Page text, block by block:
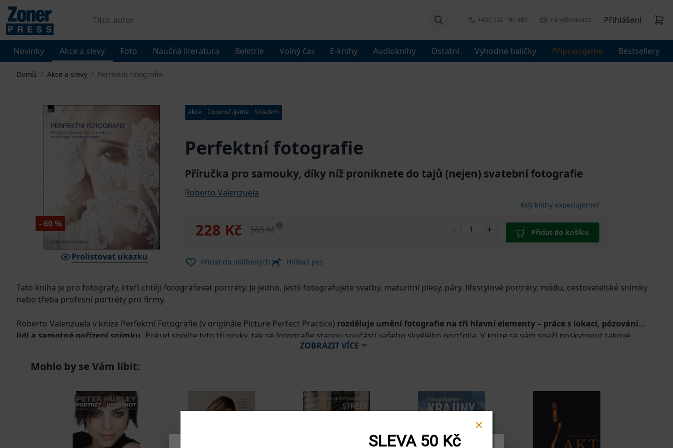
+420 532 190 883 knihy@zoner.cz Přihlášení
Novinky Akce a slevy Foto Naučná literatura Beletrie Volný čas E-knihy Audioknihy Ostatní Výhodné balíčky Připravujeme Bestsellery
Domů / Akce a slevy / Perfektní fotografie
- 60 %
Prolistovat ukázku
Akce Doporučujeme Skladem
Perfektní fotografie
Příručka pro samouky, díky níž proniknete do tajů (nejen) svatební fotografie
Roberto Valenzuela
Kdy knihy expedujeme?
228 Kč 569 Kč - + Přidat do košíku
Přidat do oblíbených Hlídací pes
Tato kniha je pro fotografy, kteří chtějí fotografovat portréty. Je jedno, jestli fotografujete svatby, maturitní plesy, páry, lifestylové portréty, módu, cestovatelské snímky
nebo třeba profesní portréty pro firmy.
Roberto Valenzuela v knize Perfektní Fotografie (v originále Picture Perfect Practice) rozděluje umění fotografie na tři hlavní elementy – práce s lokací, pózování
lidí a samotné pořízení snímku. Pokud spojíte tyto tři prvky, tak se fotografie stanou součástí vašeho skvělého portfolia. V knize se vám snaží poskytnout takové
nástroje a přístupy, abyste fotili pozoruhodné fotky na jakémkoli místě bez ohledu na jeho estetický půvab. Naučí vás rozebrat si pózu, abyste vytvořili přirozené,
ZOBRAZITVÍCE
Mohlo by se Vám líbit:
SLEVA 50 Kč